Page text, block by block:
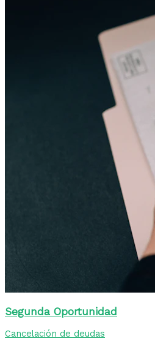
Segunda Oportunidad
Cancelación de deudas